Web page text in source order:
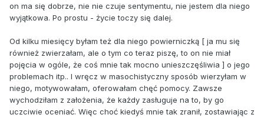
on ma się dobrze, nie nie czuje sentymentu, nie jestem dla niego
wyjątkowa. Po prostu - życie toczy się dalej.
Od kilku miesięcy byłam też dla niego powierniczką [ ja mu się
również zwierzałam, ale o tym co teraz piszę, to on nie miał
pojęcia w ogóle, że coś mnie tak mocno unieszczęśliwia ] o jego
problemach itp.. I wręcz w masochistyczny sposób wierzyłam w
niego, motywowałam, oferowałam chęć pomocy. Zawsze
wychodziłam z założenia, że każdy zasługuje na to, by go
uczciwie oceniać. Więc choć kiedyś mnie tak zranił, zostawiając z